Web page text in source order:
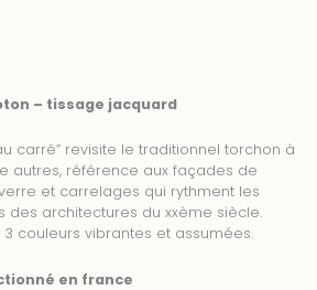
– tissage jacquard
carré” revisite le traditionnel torchon à
autres, référence aux façades de
et carrelages qui rythment les
des architectures du xxème siècle.
couleurs vibrantes et assumées.
en france